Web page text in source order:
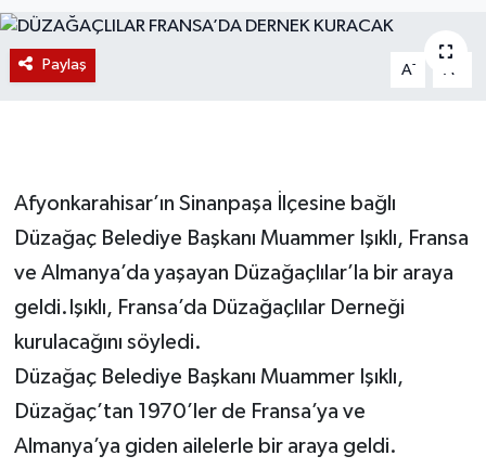
Paylaş A- A
Afyonkarahisar’ın Sinanpaşa İlçesine bağlı
Düzağaç Belediye Başkanı Muammer Işıklı, Fransa
ve Almanya’da yaşayan Düzağaçlılar’la bir araya
geldi.Işıklı, Fransa’da Düzağaçlılar Derneği
kurulacağını söyledi.
Düzağaç Belediye Başkanı Muammer Işıklı,
Düzağaç’tan 1970’ler de Fransa’ya ve
Almanya’ya giden ailelerle bir araya geldi.